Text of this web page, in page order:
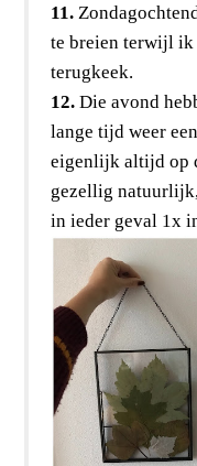
11.
te breien terwijl ik
terugkeek.
12.Die avond
lange tijd weer
eigenlijk altijd op
gezellig
in ieder geval 1x